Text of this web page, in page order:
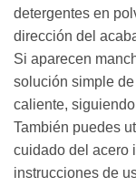
detergentes en
dirección del
Si aparecen
solución simple
caliente,
También puedes
cuidado del acero
instrucciones de